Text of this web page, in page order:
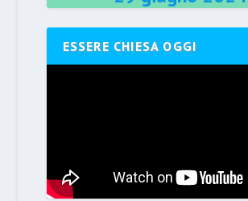
ESSERE CHIESA OGGI